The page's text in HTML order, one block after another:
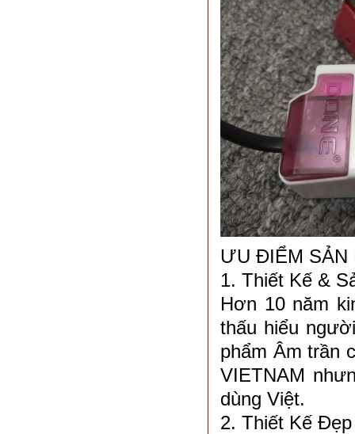
ƯU ĐIỂM SẢN
1. Thiết Kế &
Hơn 10 năm
thấu hiểu
phẩm Âm trần
VIETNAM
dùng Việt.
2. Thiết Kế